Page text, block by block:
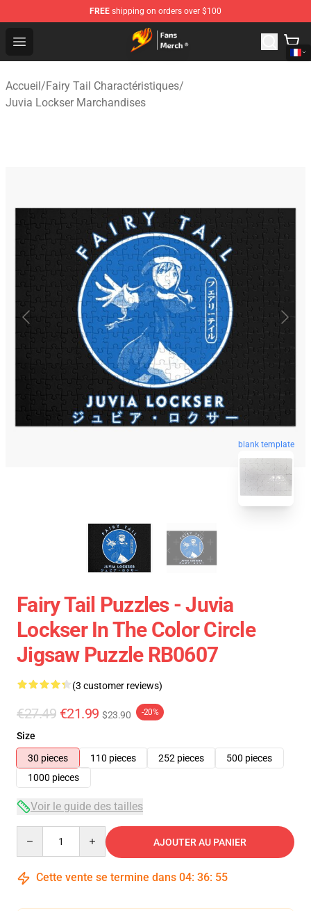
FREE shipping on orders over $100
Open menu
Fairy Tail Store - Official Fairy Tail Merchandise Shop
Accueil/Fairy Tail Charactéristiques/
Juvia Lockser Marchandises
blank template
Fairy Tail Puzzles - Juvia
Lockser In The Color Circle
Jigsaw Puzzle RB0607
(3 customer reviews)
€27.49 €21.99 $23.90 -20%
Size
30 pieces
110 pieces 252 pieces
500 pieces
1000 pieces
Voir le guide des tailles
AJOUTER AU PANIER
Cette vente se termine dans 04: 36: 54